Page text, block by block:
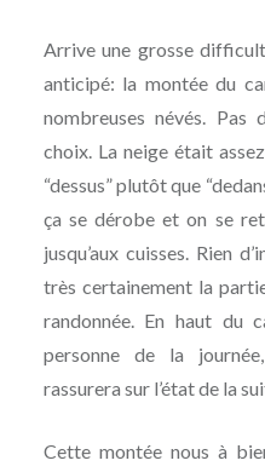
Arrive une grosse
anticipé: la montée du
nombreuses névés. Pas
choix. La neige était
“dessus” plutôt que
ça se dérobe et on se
jusqu’aux cuisses. Rien
très certainement la
randonnée. En haut du
personne de la
rassurera sur l’état de la
Cette montée nous à